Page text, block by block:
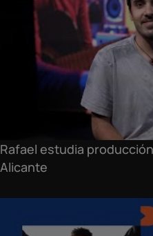
Rafael estudia
Alicante